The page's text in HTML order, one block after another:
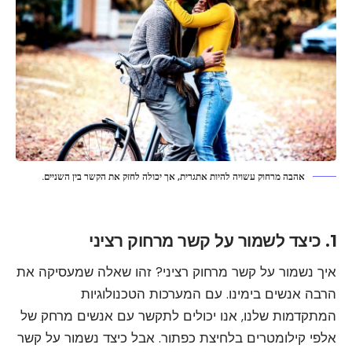
בלתי נאות עשויות לפגוע בקשר בין הצדדים וליצור סבל
וספקנות.
לסיכום, פגישות סודיות הן כלי עוצמתי ליצירת קשרים בלתי
רשמיים. על הצדדים להשקיע מאמץ וזמן בתהליך זה על
מנת להביא לתוצאות חיוביות ולשפר את הקשר בינם.
2. כיצד לזהות קשרים לא רשמיים בפגישות
סודיות
חשוב מהתהליך. כשנכנסים לפגישה סודית, חשוב להיות
זהירים ולזהות קשרים לא רשמיים שעשויים להתפתח
במהלך הפגישה. הנה כמה טיפים לזיהוי קשרים לא
רשמיים בפגישה סודית:
1. לשים לב לשפת גוף של השותפים – תנו תשומת לב
אהבה מרחוק עשויה להיות אתגרית, אך יכולה לחזק את הקשר בין השניים.
1. כיצד לשמור על קשר מרחוק רציני
איך נשמור על קשר מרחוק רציני? זהו שאלה שמעסיקה את
הרבה אנשים בימינו. עם המערכות הטכנולוגיות
המתקדמות שלנו, אנו יכולים לתקשר עם אנשים מרחק של
אלפי קילומטרים בלחיצת כפתור. אבל כיצד נשמור על קשר